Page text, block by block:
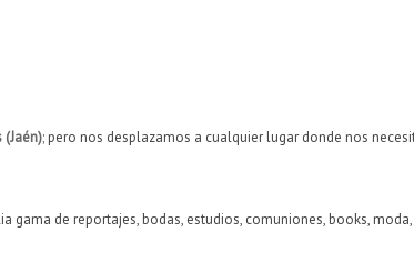
(Jaén); pero nos desplazamos a cualquier lugar donde nos
de reportajes, bodas, estudios, comuniones, books,